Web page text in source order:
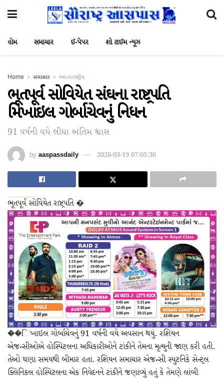
હોમ સમાચાર ઈ-પેપર શો ટાઈમ ન્યૂઝ
Home સમાચાર આંતરરાષ્ટ્રીય
ભૂતપૂર્વ સોવિયેત સંઘના રાષ્ટ્રપતિ
મિખાઇલ ગોર્બાચેવનું નિધન
91 વર્ષની વયે લીધા અંતિમ શ્વાસ
by aaspassdaily 2026-03-19 07:05:36
ભૂતપૂર્વ સોવિયેત રાષ્ટ્રપતિ �
��િખાઇલ ગોર્બાચેવનું 91 વર્ષની વયે અવસાન થયું. રશિયન
એજન્સીઓએ હોસ્પિટલના અધિકારીઓને ટાંકીને તેમના મૃત્યુની જાણ કરી હતી.
તેઓ ઘણા સમયથી બીમાર હતા. રશિયન સમાચાર એજન્સી સ્પુટનિકે સેન્ટ્રલ
ક્લિનિકલ હોસ્પિટલના એક નિવેદનને ટાંકીને જણાવ્યું હતું કે તેમણે લાંબી